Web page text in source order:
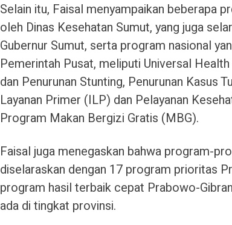
Selain itu, Faisal menyampaikan beberapa
oleh Dinas Kesehatan Sumut, yang juga
Gubernur Sumut, serta program nasional
Pemerintah Pusat, meliputi Universal
dan Penurunan Stunting, Penurunan Kasus
Layanan Primer (ILP) dan Pelayanan
Program Makan Bergizi Gratis (MBG).
Faisal juga menegaskan bahwa program-
diselaraskan dengan 17 program prioritas
program hasil terbaik cepat Prabowo-
ada di tingkat provinsi.